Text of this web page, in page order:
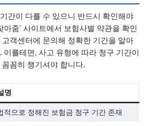
간이 다를 수 있으니 반드시 확인해야
아줌’ 사이트에서 보험사별 약관을 확인
객센터에 문의해 정확한 기간을 알아
이를테면, 사고 유형에 따라 청구 기간이
꼼히 챙기셔야 합니다.
명
적으로 정해진 보험금 청구 기간 존재